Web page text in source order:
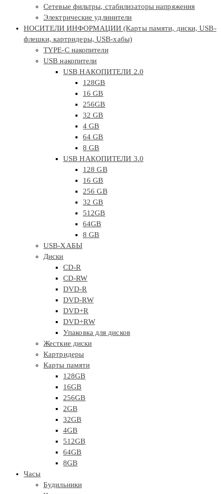
Сетевые фильтры, стабилизаторы напряжения
Электрические удлинители
НОСИТЕЛИ ИНФОРМАЦИИ (Карты памяти, диски, USB-
флешки, картридеры, USB-хабы)
TYPE-C накопители
USB накопители
USB НАКОПИТЕЛИ 2.0
128GB
16 GB
256GB
32 GB
4 GB
64 GB
8 GB
USB НАКОПИТЕЛИ 3.0
128 GB
16 GB
256 GB
32 GB
512GB
64GB
8 GB
USB-ХАБЫ
Диски
CD-R
CD-RW
DVD-R
DVD-RW
DVD+R
DVD+RW
Упаковка для дисков
Жесткие диски
Картридеры
Карты памяти
128GB
16GB
256GB
2GB
32GB
4GB
512GB
64GB
8GB
Часы
Будильники